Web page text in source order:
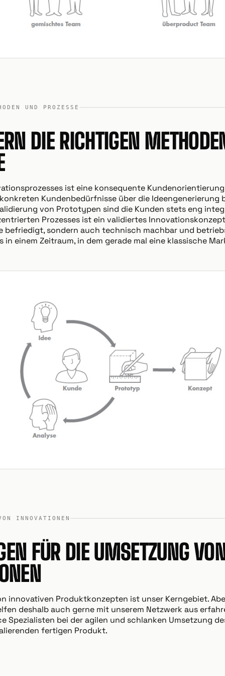
UND PROZESSE
DIE RICHTIGEN
ist eine konsequente
Kundenbedürfnisse über die Ideengenerierung
von Prototypen sind die Kunden stets eng
Prozesses ist ein validiertes
befriedigt, sondern auch technisch machbar und
in einem Zeitraum, in dem gerade mal eine klassische
INNOVATIONEN
FÜR DIE UMSETZUNG
innovativen Produktkonzepten ist unser Kerngebiet.
deshalb auch gerne mit unserem Netzwerk aus
Spezialisten bei der agilen und schlanken Umsetzung
fertigen Produkt.